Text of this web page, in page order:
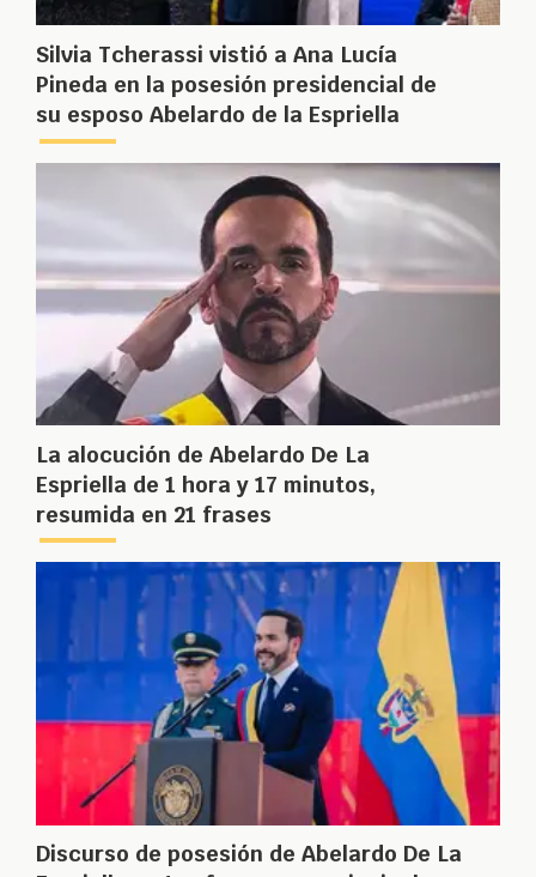
Silvia Tcherassi vistió a Ana Lucía
Pineda en la posesión presidencial de
su esposo Abelardo de la Espriella
La alocución de Abelardo De La
Espriella de 1 hora y 17 minutos,
resumida en 21 frases
Discurso de posesión de Abelardo De La